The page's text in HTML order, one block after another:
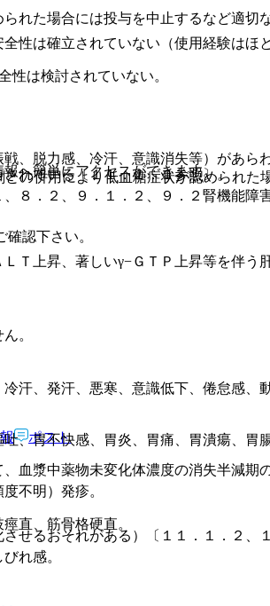
性は確立されていない（使用経験はほ
は検討されていない。
れている〔１１．１．１参照〕。
血漿中薬物未変化体濃度の消失半減期
せるおそれがある）〔１１．１．２、
れた場合には投与を中止するなど適切
、脱力感、冷汗、意識消失等）があら
の併用により低血糖症状が認められ
８．２、９．１．２、９．２腎機能障
上昇、著しいγ−ＧＴＰ上昇等を伴う
汗、発汗、悪寒、意識低下、倦怠感、
胃不快感、胃炎、胃痛、胃潰瘍、胃
不明）発疹。
直、筋骨格硬直。
れ感。
へ簡単にアクセスができます。
認下さい。
。
ポスト